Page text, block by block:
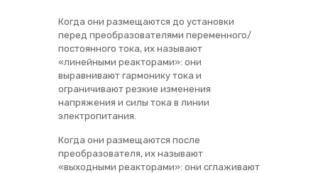
Когда они размещаются до установки
перед преобразователями переменного/
постоянного тока, их называют
«линейными реакторами»: они
выравнивают гармонику тока и
ограничивают резкие изменения
напряжения и силы тока в линии
электропитания.
Когда они размещаются после
преобразователя, их называют
«выходными реакторами»: они сглаживают